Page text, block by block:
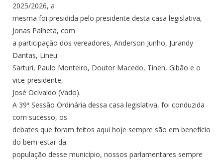
2025/2026, a
mesma foi presidida pelo presidente desta casa legislativa,
Jonas Palheta, com
a participação dos vereadores, Anderson Junho, Jurandy
Dantas, Lineu
Sarturi, Paulo Monteiro, Doutor Macedo, Tinen, Gibão e o
vice-presidente,
José Ocivaldo (Vado).
A 39ª Sessão Ordinária dessa casa legislativa, foi conduzida
com sucesso, os
debates que foram feitos aqui hoje sempre são em benefício
do bem-estar da
população desse município, nossos parlamentares sempre